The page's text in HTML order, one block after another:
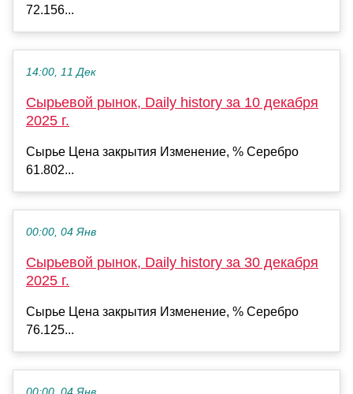
72.156...
14:00, 11 Дек
Сырьевой рынок, Daily history за 10 декабря
2025 г.
Сырье Цена закрытия Изменение, % Серебро
61.802...
00:00, 04 Янв
Сырьевой рынок, Daily history за 30 декабря
2025 г.
Сырье Цена закрытия Изменение, % Серебро
76.125...